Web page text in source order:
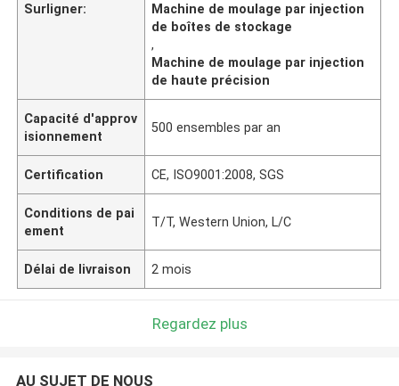
Surligner:
Machine de moulage par injection
de boîtes de stockage
,
Machine de moulage par injection
de haute précision
Capacité d'approv
isionnement
500 ensembles par an
Certification CE, ISO9001:2008, SGS
Conditions de pai
ement
T/T, Western Union, L/C
Délai de livraison 2 mois
Regardez plus
AU SUJET DE NOUS